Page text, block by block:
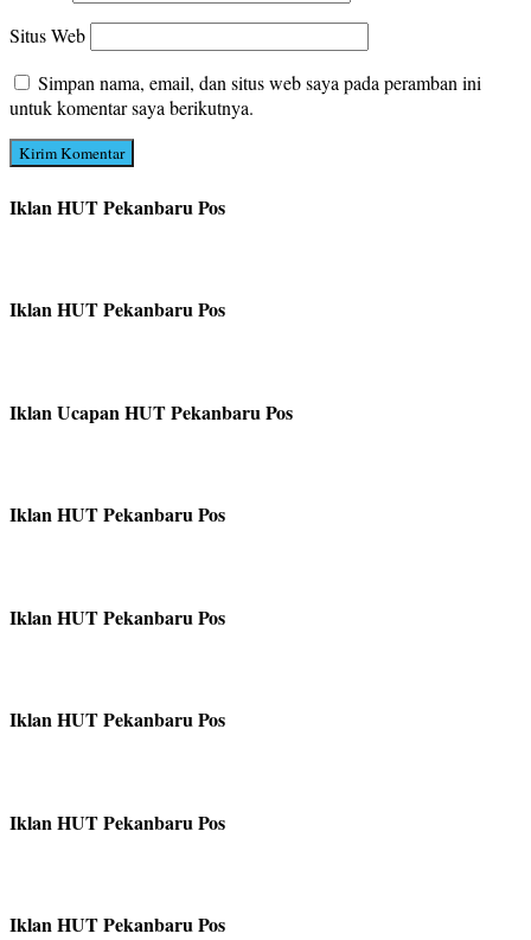
Situs Web
Simpan nama, email, dan situs web saya pada peramban ini
untuk komentar saya berikutnya.
Iklan HUT Pekanbaru Pos
Iklan HUT Pekanbaru Pos
Iklan Ucapan HUT Pekanbaru Pos
Iklan HUT Pekanbaru Pos
Iklan HUT Pekanbaru Pos
Iklan HUT Pekanbaru Pos
Iklan HUT Pekanbaru Pos
Iklan HUT Pekanbaru Pos